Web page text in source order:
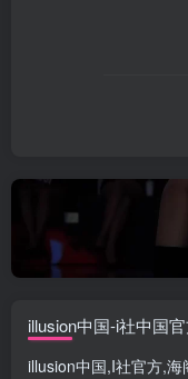
illusion中国-i社中国
illusion中国,I社官方,海